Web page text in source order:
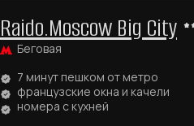
Raido.Moscow Big City
7 минут пешком от метро
французские окна и качели
номера с кухней
Беговая